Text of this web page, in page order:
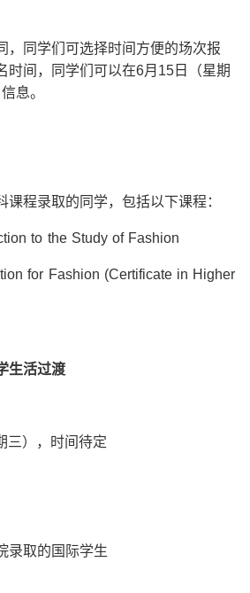
，同学们可选择时间方便的场次报
时间，同学们可以在6月15日（星期
息。
课程录取的同学，包括以下课程：
to the Study of Fashion
for Fashion (Certificate in Higher
生活过渡
三），时间待定
录取的国际学生